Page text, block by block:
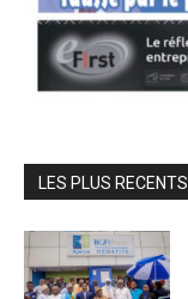
LES PLUS RECENTS